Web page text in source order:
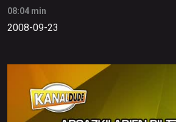
08:04 min
2008-09-23